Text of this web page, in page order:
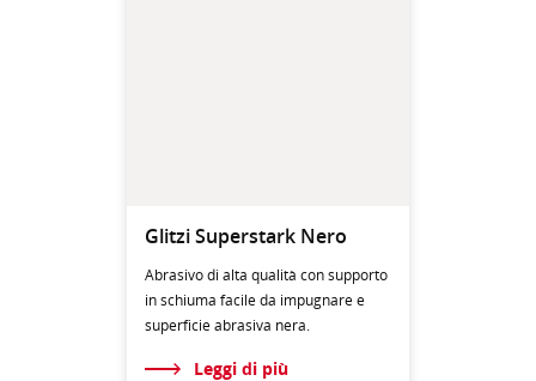
Glitzi Superstark Nero
Abrasivo di alta qualità con supporto
in schiuma facile da impugnare e
superficie abrasiva nera.
Leggi di più